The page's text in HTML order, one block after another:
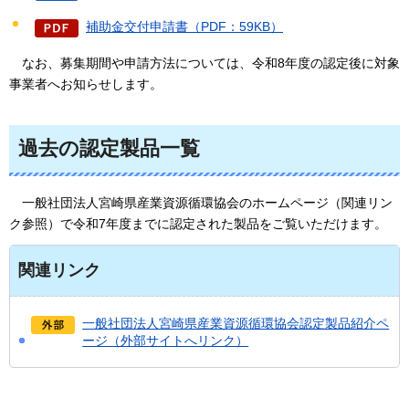
補助金交付申請書（PDF：59KB）
なお、 募集期間や申請方法については、令和8年度の認定後に対象
事業者へお知らせします。
過去の認定製品一覧
一般社団法人宮崎県産業資源循環協会のホームページ（関連リン
ク参照）で令和7年度までに認定された製品をご覧いただけます。
関連リンク
一般社団法人宮崎県産業資源循環協会認定製品紹介ペ
ージ（外部サイトへリンク）